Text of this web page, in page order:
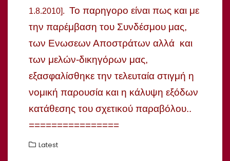
1.8.2010]. Το παρηγορο είναι πως και με
την παρέμβαση του Συνδέσμου μας,
των Ενωσεων Αποστράτων αλλά και
των μελών-δικηγόρων μας,
εξασφαλίσθηκε την τελευταία στιγμή η
νομική παρουσία και η κάλυψη εξόδων
κατάθεσης του σχετικού παραβόλου..
================
Latest